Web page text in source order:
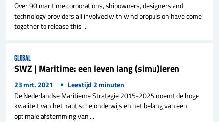
Over 90 maritime corporations, shipowners, designers and
technology providers all involved with wind propulsion have come
together to release this ...
GLOBAL
SWZ | Maritime: een leven lang (simu)leren
23 mrt. 2021 Leestijd 2 minuten
De Nederlandse Maritieme Strategie 2015-2025 noemt de hoge
kwaliteit van het nautische onderwijs en het belang van een
optimale afstemming van ...